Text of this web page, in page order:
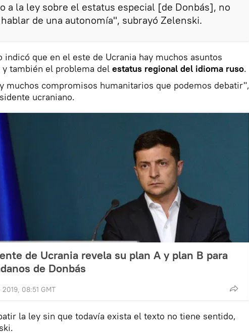
a la ley sobre el estatus especial [de Donbás], no
de una autonomía", subrayó Zelenski.
indicó que en el este de Ucrania hay muchos asuntos
también el problema del estatus regional del idioma ruso.
muchos compromisos humanitarios que podemos debatir",
ucraniano.
de Ucrania revela su plan A y plan B para
de Donbás
08:51 GMT
la ley sin que todavía exista el texto no tiene sentido,